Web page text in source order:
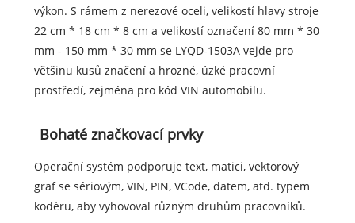
výkon. S rámem z nerezové oceli, velikostí hlavy stroje
22 cm * 18 cm * 8 cm a velikostí označení 80 mm * 30
mm - 150 mm * 30 mm se LYQD-1503A vejde pro
většinu kusů značení a hrozné, úzké pracovní
prostředí, zejména pro kód VIN automobilu.
Bohaté značkovací prvky
Operační systém podporuje text, matici, vektorový
graf se sériovým, VIN, PIN, VCode, datem, atd. typem
kodéru, aby vyhovoval různým druhům pracovníků.